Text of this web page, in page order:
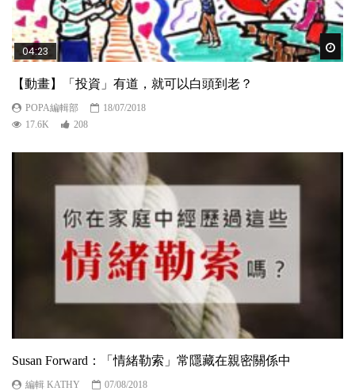
04:23
【動畫】「投資」有道，就可以白頭到老？
POPA編輯部
18/07/2018
17.6K
208
Susan Forward：「情緒勒索」常隱藏在親密關係中
編輯 KATHY
07/08/2018